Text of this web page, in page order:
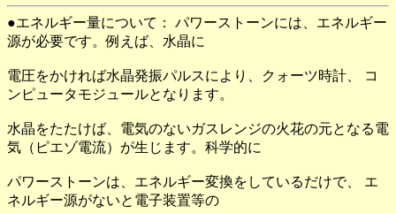
●エネルギー量について： パワーストーンには、エネルギー
源が必要です。例えば、水晶に
電圧をかければ水晶発振パルスにより、クォーツ時計、 コ
ンピュータモジュールとなります。
水晶をたたけば、電気のないガスレンジの火花の元となる電
気（ピエゾ電流）が生じます。科学的に
パワーストーンは、エネルギー変換をしているだけで、 エ
ネルギー源がないと電子装置等の